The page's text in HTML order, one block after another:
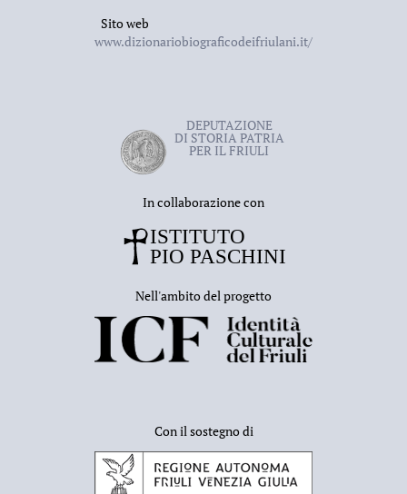
Sito web
www.dizionariobiograficodeifriulani.it/
DEPUTAZIONE
DI STORIA PATRIA
PER IL FRIULI
In collaborazione con
Nell'ambito del progetto
Con il sostegno di